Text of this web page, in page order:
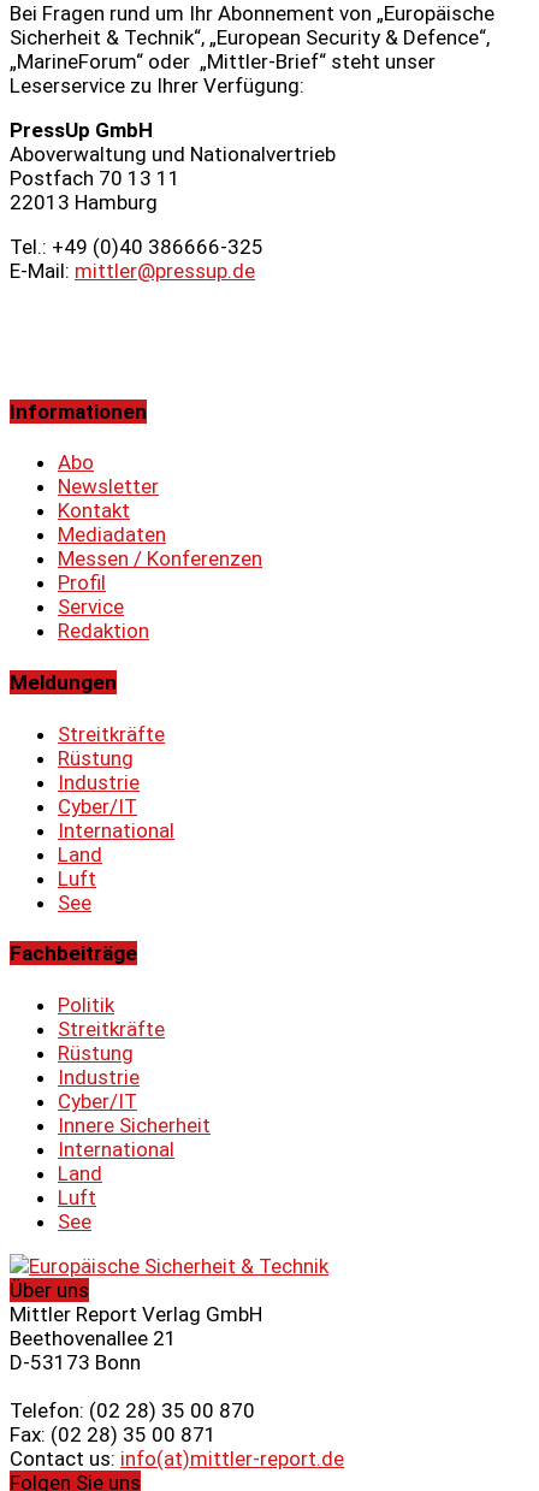
Bei Fragen rund um Ihr Abonnement von „Europäische
Sicherheit & Technik“, „European Security & Defence“,
„MarineForum“ oder „Mittler-Brief“ steht unser
Leserservice zu Ihrer Verfügung:
PressUp GmbH
Aboverwaltung und Nationalvertrieb
Postfach 70 13 11
22013 Hamburg
Tel.: +49 (0)40 386666‑325
E-Mail: mittler@pressup.de
Informationen
Abo
Newsletter
Kontakt
Mediadaten
Messen / Konferenzen
Profil
Service
Redaktion
Meldungen
Streitkräfte
Rüstung
Industrie
Cyber/IT
International
Land
Luft
See
Fachbeiträge
Politik
Streitkräfte
Rüstung
Industrie
Cyber/IT
Innere Sicherheit
International
Land
Luft
See
Über uns
Mittler Report Verlag GmbH
Beethovenallee 21
D-53173 Bonn
Telefon: (02 28) 35 00 870
Fax: (02 28) 35 00 871
Contact us: info(at)mittler-report.de
Folgen Sie uns